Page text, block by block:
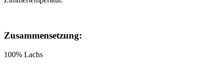
Zusammensetzung:
100% Lachs